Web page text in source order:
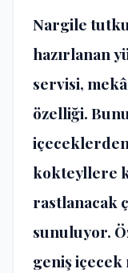
Nargile
hazırlanan
servisi,
özelliği.
kokteyllere
rastlanacak
sunuluyor.
geniş